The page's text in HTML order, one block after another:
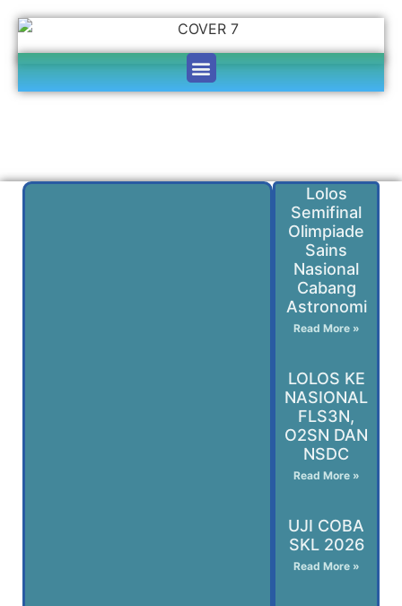
Lolos
Semifinal
Olimpiade
Sains
Nasional
Cabang
Astronomi
Read More »
LOLOS KE
NASIONAL
FLS3N,
O2SN DAN
NSDC
Read More »
UJI COBA
SKL 2026
Read More »